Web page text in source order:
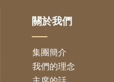
關於我們
集團簡介
我們的理念